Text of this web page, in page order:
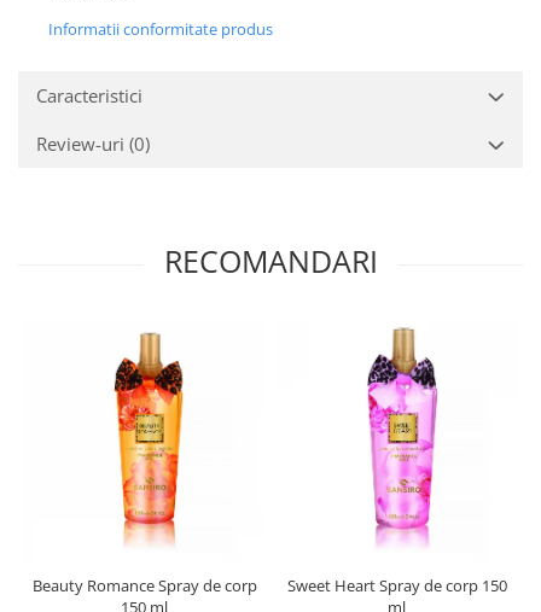
Informatii conformitate produs
Caracteristici
Review-uri (0)
RECOMANDARI
Beauty Romance Spray de corp
150 ml
Sweet Heart Spray de corp 150
ml